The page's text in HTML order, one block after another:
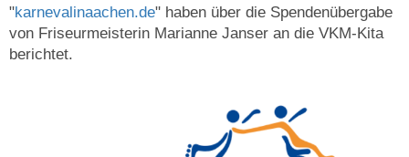
"karnevalinaachen.de" haben über die Spendenübergabe
von Friseurmeisterin Marianne Janser an die VKM-Kita
berichtet.